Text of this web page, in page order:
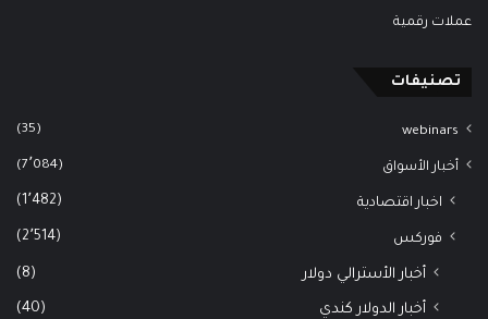
عملات رقمية
تصنيفات
webinars
(35)
أخبار الأسواق (7٬084)
اخبار اقتصادية (1٬482)
فوركس (2٬514)
أخبار الأسترالي دولار (8)
أخبار الدولار كندي (40)